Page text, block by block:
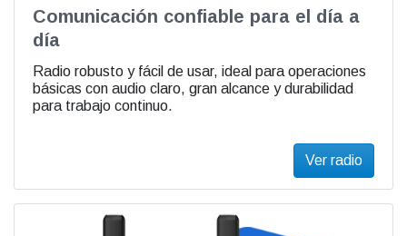
Comunicación confiable para el día a
día
Radio robusto y fácil de usar, ideal para operaciones
básicas con audio claro, gran alcance y durabilidad
para trabajo continuo.
Ver radio